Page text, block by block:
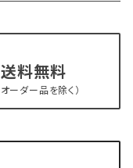
済み)料無料
ーダー品を除く）